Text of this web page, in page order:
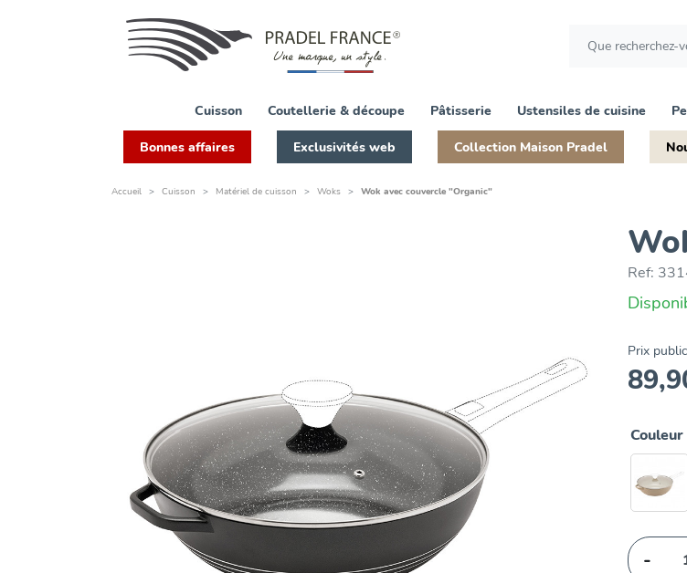
Cuisson Coutellerie & découpe Pâtisserie Ustensiles de cuisine
Bonnes affaires
Exclusivités web Collection Maison Pradel
Accueil Cuisson Matériel de cuisson Woks Wok avec couvercle "Organic"
Ref:
Prix public
Couleur
-